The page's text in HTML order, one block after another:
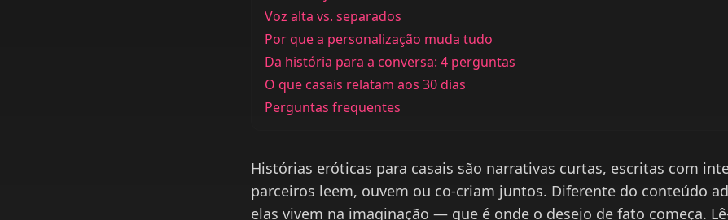
Voz alta vs. separados
Por que a personalização muda tudo
Da história para a conversa: 4 perguntas
O que casais relatam aos 30 dias
Perguntas frequentes
Histórias eróticas para casais são narrativas curtas, escritas com
parceiros leem, ouvem ou co-criam juntos. Diferente do conteúdo
elas vivem na imaginação — que é onde o desejo de fato começa.